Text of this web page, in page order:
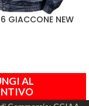
GIACCONE NEW
AL